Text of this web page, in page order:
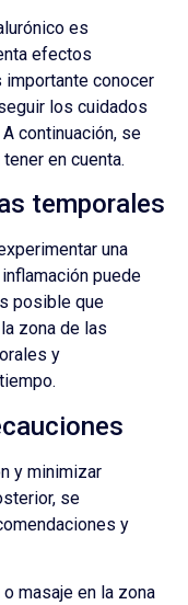
es
efectos
importante conocer
los cuidados
continuación, se
en cuenta.
temporales
una
puede
posible que
zona de las
y
y minimizar
se
y
masaje en la zona